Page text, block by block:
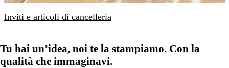
Inviti e articoli di cancelleria
Tu hai un’idea, noi te la stampiamo. Con la
qualità che immaginavi.